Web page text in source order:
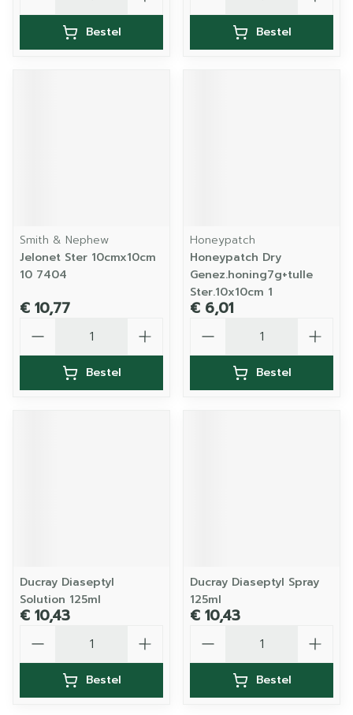
Bestel Bestel
Smith & Nephew
Jelonet Ster 10cmx10cm
10 7404
€ 10,77
Bestel
Honeypatch
Honeypatch Dry
Genez.honing7g+tulle
Ster.10x10cm 1
€ 6,01
Bestel
Ducray Diaseptyl
Solution 125ml
€ 10,43
Bestel
Ducray Diaseptyl Spray
125ml
€ 10,43
Bestel